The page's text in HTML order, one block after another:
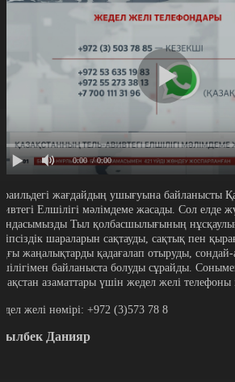
0:00 / 0:00
жағдайдың ушығуына байланысты
Елшілігі мәлімдеме жасады. Сол елде
Тыл қолбасшылығының
шараларын сақтауды, сақтық пен
жаңалықтарды қадағалап отыруды, сондай-
байланыста болуды сұрайды.
азаматтары үшін жедел желі телефоны
желі нөмірі: +972 (3)573 78 8
Данияр